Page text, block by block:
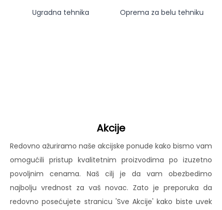
Ugradna tehnika Oprema za belu tehniku
Akcije
Redovno ažuriramo naše akcijske ponude kako bismo vam
omogućili pristup kvalitetnim proizvodima po izuzetno
povoljnim cenama. Naš cilj je da vam obezbedimo
najbolju vrednost za vaš novac. Zato je preporuka da
redovno posećujete stranicu 'Sve Akcije' kako biste uvek